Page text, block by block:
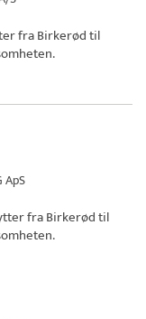
fra Birkerød til
ApS
fra Birkerød til